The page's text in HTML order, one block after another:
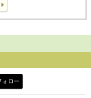
ォロー